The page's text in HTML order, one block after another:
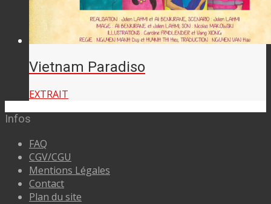
Vietnam Paradiso
EXTRAIT
Infos
FAQ
CGV/CGU
Mentions Légales
Contact
Plan du site